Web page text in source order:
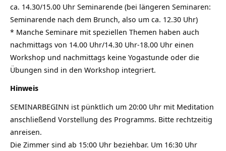
ca. 14.30/15.00 Uhr Seminarende (bei längeren Seminaren:
Seminarende nach dem Brunch, also um ca. 12.30 Uhr)
* Manche Seminare mit speziellen Themen haben auch
nachmittags von 14.00 Uhr/14.30 Uhr-18.00 Uhr einen
Workshop und nachmittags keine Yogastunde oder die
Übungen sind in den Workshop integriert.
Hinweis
SEMINARBEGINN ist pünktlich um 20:00 Uhr mit Meditation
anschließend Vorstellung des Programms. Bitte rechtzeitig
anreisen.
Die Zimmer sind ab 15:00 Uhr beziehbar. Um 16:30 Uhr